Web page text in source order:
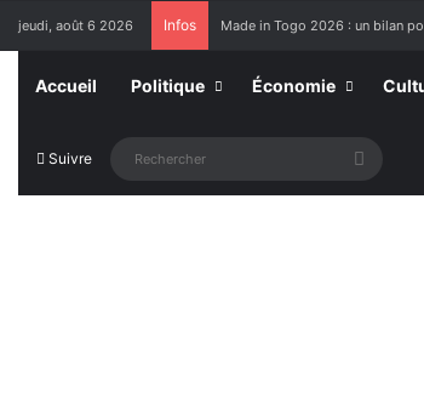
jeudi, août 6 2026 Infos Made in Togo 2026 : un bilan
Accueil Politique Économie
Suivre